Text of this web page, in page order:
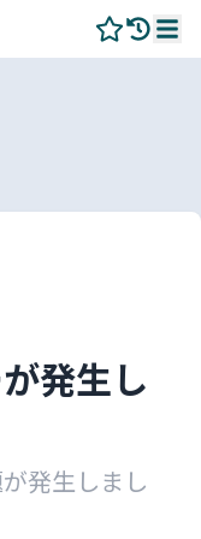
発生し
発生しまし